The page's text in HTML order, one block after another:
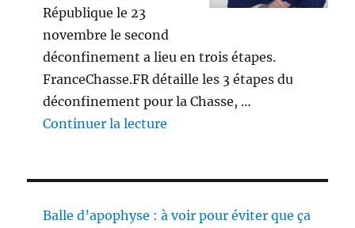
République le 23
novembre le second
déconfinement a lieu en trois étapes.
FranceChasse.FR détaille les 3 étapes du
déconfinement pour la Chasse, …
Continuer la lecture
Balle d’apophyse : à voir pour éviter que ça